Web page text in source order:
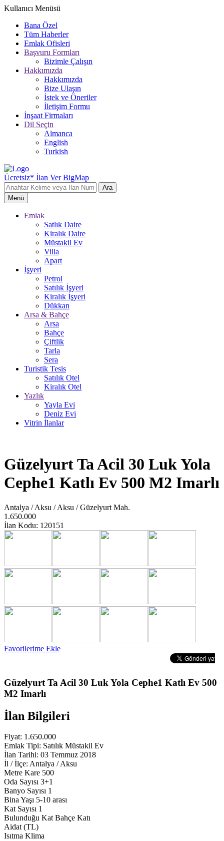
Kullanıcı Menüsü
Bana Özel
Tüm Haberler
Emlak Ofisleri
Başvuru Formları
Bizimle Çalışın
Hakkımızda
Hakkımızda
Bize Ulaşın
İstek ve Öneriler
İletişim Formu
İnşaat Firmaları
Dil Seçin
Almanca
English
Turkish
Ücretsiz* İlan Ver BigMap
Ara
Menü
Emlak
Satlık Daire
Kiralık Daire
Müstakil Ev
Villa
Apart
İşyeri
Petrol
Satılık İşyeri
Kiralık İşyeri
Dükkan
Arsa & Bahçe
Arsa
Bahçe
Çiftlik
Tarla
Sera
Turistik Tesis
Satılık Otel
Kiralık Otel
Yazlık
Yayla Evi
Deniz Evi
Vitrin İlanlar
Güzelyurt Ta Acil 30 Luk Yola
Cephe1 Katlı Ev 500 M2 Imarlı
Antalya / Aksu / Aksu / Güzelyurt Mah.
1.650.000
İlan Kodu: 120151
Favorilerime Ekle
Güzelyurt Ta Acil 30 Luk Yola Cephe1 Katlı Ev 500
M2 Imarlı
İlan Bilgileri
Fiyat: 1.650.000
Emlak Tipi: Satılık Müstakil Ev
İlan Tarihi: 03 Temmuz 2018
İl / İlçe: Antalya / Aksu
Metre Kare 500
Oda Sayısı 3+1
Banyo Sayısı 1
Bina Yaşı 5-10 arası
Kat Sayısı 1
Bulunduğu Kat Bahçe Katı
Aidat (TL)
Isıtma Klima